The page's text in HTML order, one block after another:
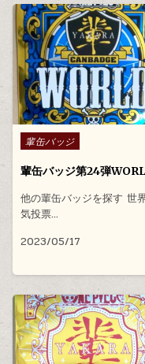
Posted in
輩缶バッジ
輩缶バッジ第24弾
他の輩缶バッジを探す 世
気投票…
2023/05/17